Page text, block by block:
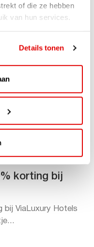
of die ze hebben
van hun services.
Details tonen
korting bij
bij ViaLuxury Hotels